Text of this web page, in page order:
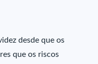
desde que os
que os riscos